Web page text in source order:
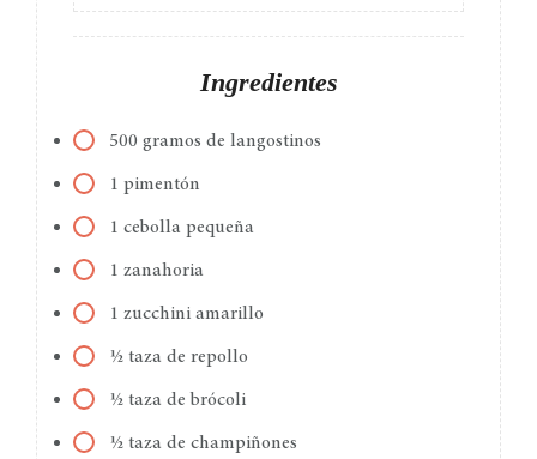
Ingredientes
500 gramos de langostinos
1 pimentón
1 cebolla pequeña
1 zanahoria
1 zucchini amarillo
½ taza de repollo
½ taza de brócoli
½ taza de champiñones